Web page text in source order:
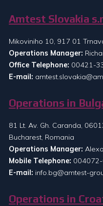
Amtest Slovakia
Mikoviniho 10, 917 01
Operations Manager:
Office Telephone: 00421-
E-mail:
Operations in
81 Lt. Av. Gh. Caranda,
Bucharest, Romania
Operations Manager:
Mobile Telephone:
E-mail: info.bg@amtest-
Operations in